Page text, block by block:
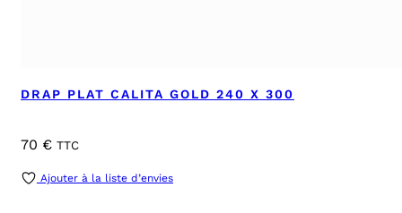
DRAP PLAT CALITA GOLD 240 X 300
70 € TTC
Ajouter à la liste d’envies